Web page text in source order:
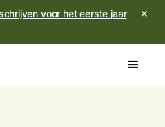
voor het eerste jaar
✕